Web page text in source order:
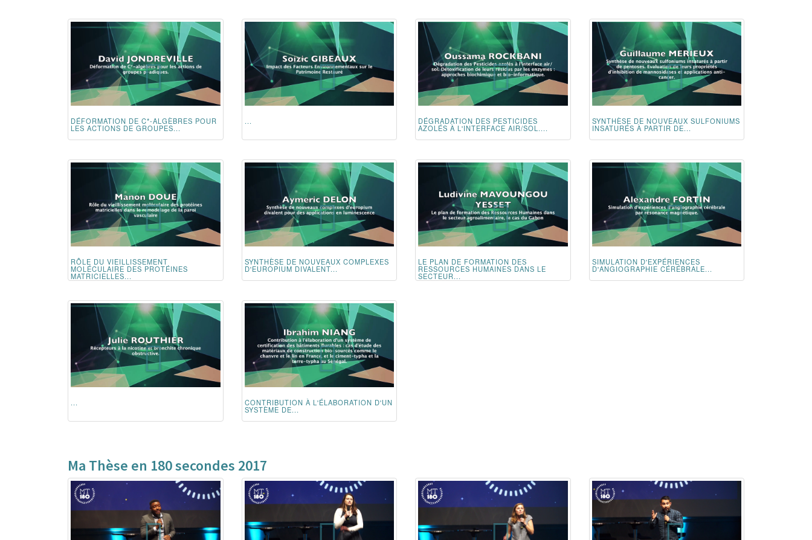
DÉFORMATION DE C*-ALGÈBRES POUR
LES ACTIONS DE GROUPES...
... DÉGRADATION DES PESTICIDES
AZOLÉS À L'INTERFACE AIR/SOL....
SYNTHÈSE DE NOUVEAUX SULFONIUMS
INSATURÉS À PARTIR DE...
RÔLE DU VIEILLISSEMENT
MOLÉCULAIRE DES PROTÉINES
MATRICIELLES...
SYNTHÈSE DE NOUVEAUX COMPLEXES
D'EUROPIUM DIVALENT...
LE PLAN DE FORMATION DES
RESSOURCES HUMAINES DANS LE
SECTEUR...
SIMULATION D'EXPÉRIENCES
D'ANGIOGRAPHIE CÉRÉBRALE...
... CONTRIBUTION À L'ÉLABORATION D'UN
SYSTÈME DE...
Ma Thèse en 180 secondes 2017